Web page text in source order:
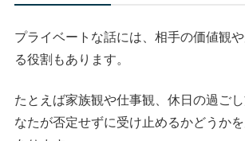
プライベートな話には、相手の価値観
る役割もあります。
たとえば家族観や仕事観、休日の過ご
なたが否定せずに受け止めるかどうか